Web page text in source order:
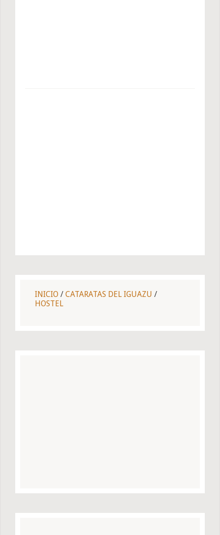
INICIO / CATARATAS DEL IGUAZU /
HOSTEL